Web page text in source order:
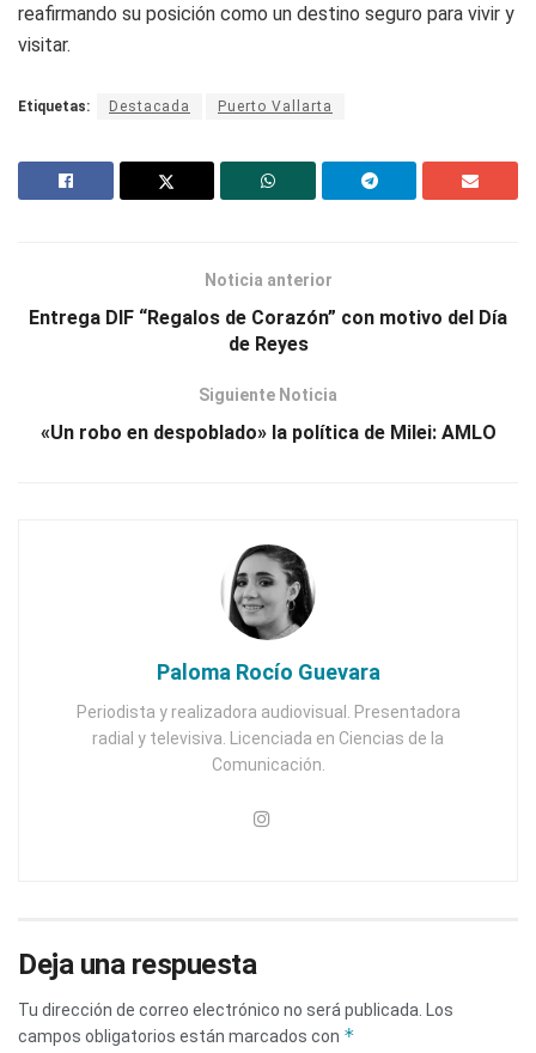
reafirmando su posición como un destino seguro para vivir y
visitar.
Etiquetas: Destacada Puerto Vallarta
Noticia anterior
Entrega DIF “Regalos de Corazón” con motivo del Día
de Reyes
Siguiente Noticia
«Un robo en despoblado» la política de Milei: AMLO
Paloma Rocío Guevara
Periodista y realizadora audiovisual. Presentadora
radial y televisiva. Licenciada en Ciencias de la
Comunicación.
Deja una respuesta
Tu dirección de correo electrónico no será publicada. Los
campos obligatorios están marcados con *